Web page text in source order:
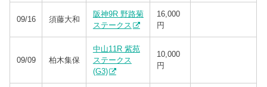
09/16 須藤大和
阪神9R 野路菊
ステークス
16,000
円
09/09 柏木集保
中山11R 紫苑
ステークス
(G3)
10,000
円